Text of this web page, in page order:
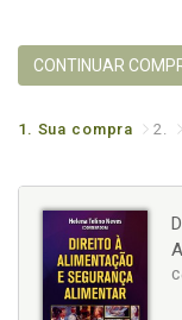
CONTINUAR
1. Sua compra 2.